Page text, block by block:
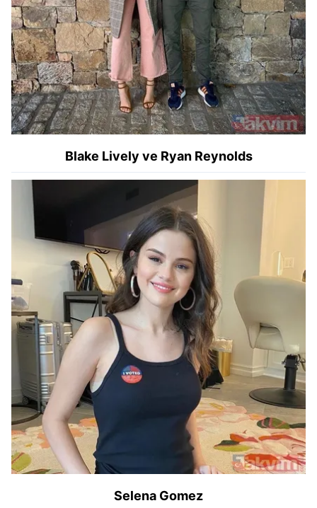
Blake Lively ve Ryan Reynolds
Selena Gomez